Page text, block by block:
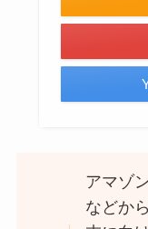
アマゾ
などか